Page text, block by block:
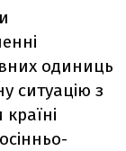
одиниць
ситуацію з